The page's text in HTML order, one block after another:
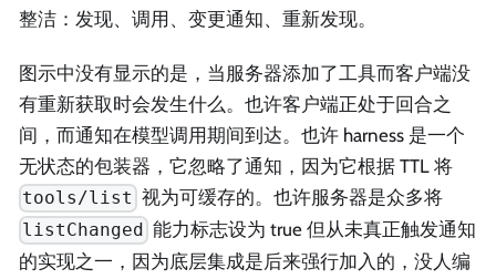
整洁：发现、调用、变更通知、重新发现。
图示中没有显示的是，当服务器添加了工具而客户端没
有重新获取时会发生什么。也许客户端正处于回合之
间，而通知在模型调用期间到达。也许 harness 是一个
无状态的包装器，它忽略了通知，因为它根据 TTL 将
tools/list 视为可缓存的。也许服务器是众多将
listChanged 能力标志设为 true 但从未真正触发通知
的实现之一，因为底层集成是后来强行加入的，没人编